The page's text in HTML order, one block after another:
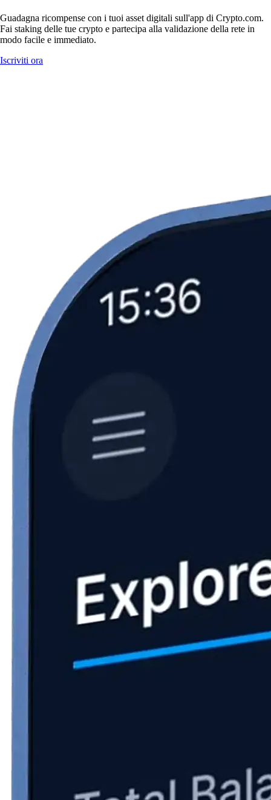
Guadagna ricompense con i tuoi asset digitali sull'app di Crypto.com.
Fai staking delle tue crypto e partecipa alla validazione della rete in
modo facile e immediato.
Iscriviti ora